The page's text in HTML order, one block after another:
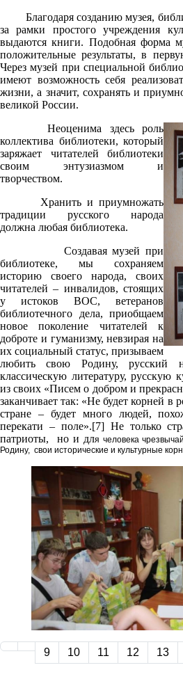
Благодаря созданию музея,
за рамки простого учреждения
выдаются книги. Подобная форма
положительные результаты, в
Через музей при специальной
имеют возможность себя
жизни, а значит, сохранять и
великой России.
Неоценима здесь роль
коллектива библиотеки, который
заряжает читателей библиотеки
своим энтузиазмом и
творчеством.
Хранить и приумножать
традиции русского народа
должна любая библиотека.
Создавая музей при
библиотеке, мы сохраняем
историю своего народа, своих
читателей – инвалидов, стоящих
у истоков ВОС, ветеранов
библиотечного дела, приобщаем
новое поколение читателей к
доброте и гуманизму, невзирая на
их социальный статус, призываем
любить свою Родину, русский
классическую литературу, русскую
из своих «Писем о добром и
заканчивает так: «Не будет корней в
стране – будет много людей,
перекати – поле».[7] Не только
патриоты, но и для человека
Родину, свои исторические и культурные
9 10 11 12 13